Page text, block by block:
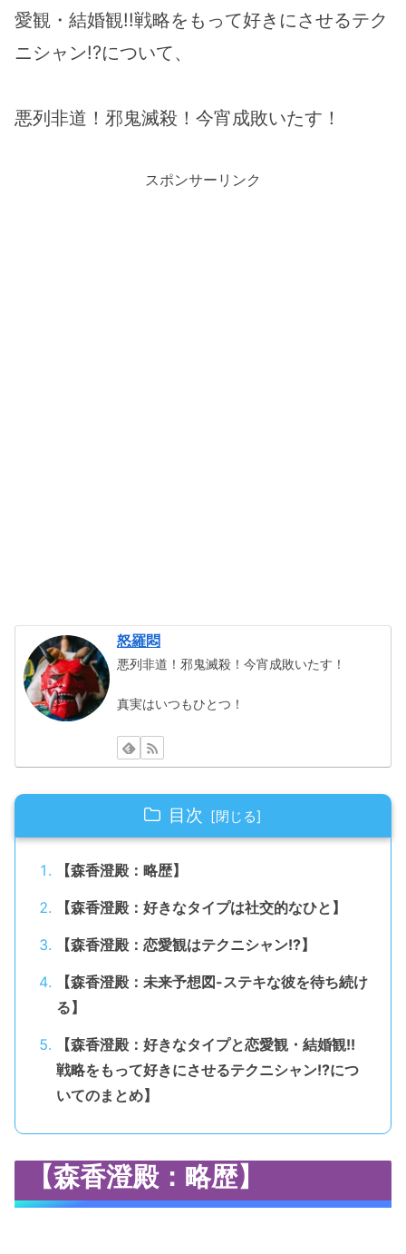
愛観・結婚観!!戦略をもって好きにさせるテク
ニシャン!?について、
悪列非道！邪鬼滅殺！今宵成敗いたす！
スポンサーリンク
怒羅悶
悪列非道！邪鬼滅殺！今宵成敗いたす！
真実はいつもひとつ！
目次
【森香澄殿：略歴】
【森香澄殿：好きなタイプは社交的なひと】
【森香澄殿：恋愛観はテクニシャン!?】
【森香澄殿：未来予想図-ステキな彼を待ち続け
る】
【森香澄殿：好きなタイプと恋愛観・結婚観!!
戦略をもって好きにさせるテクニシャン!?につ
いてのまとめ】
【森香澄殿：略歴】